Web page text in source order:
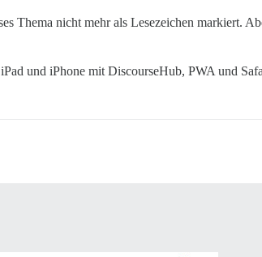
Thema nicht mehr als Lesezeichen markiert.
und iPhone mit DiscourseHub, PWA und